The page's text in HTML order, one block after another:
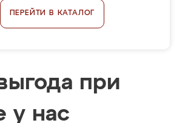
ПЕРЕЙТИ В КАТАЛОГ
при
у нас